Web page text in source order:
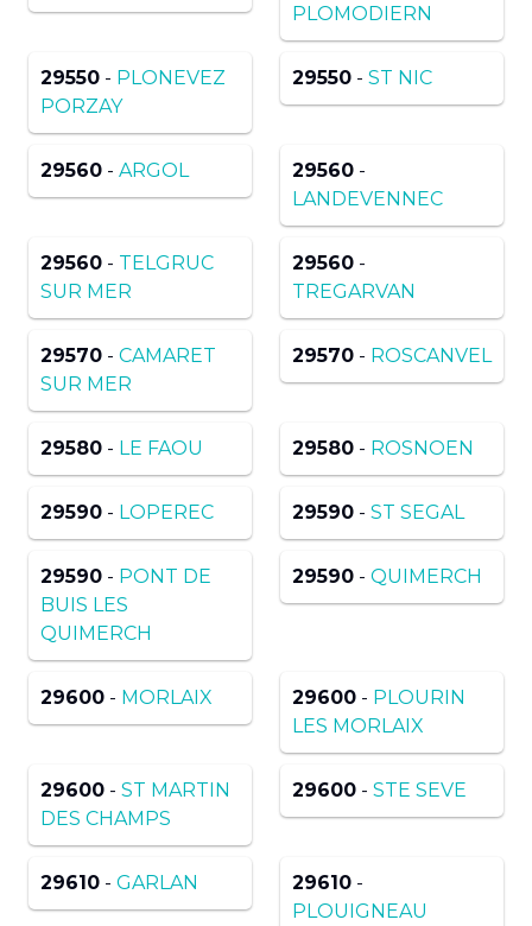
PLOMODIERN
29550 - PLONEVEZ
PORZAY
29550 - ST NIC
29560 - ARGOL 29560 -
LANDEVENNEC
29560 - TELGRUC
SUR MER
29560 -
TREGARVAN
29570 - CAMARET
SUR MER
29570 - ROSCANVEL
29580 - LE FAOU 29580 - ROSNOEN
29590 - LOPEREC 29590 - ST SEGAL
29590 - PONT DE
BUIS LES
QUIMERCH
29590 - QUIMERCH
29600 - MORLAIX 29600 - PLOURIN
LES MORLAIX
29600 - ST MARTIN
DES CHAMPS
29600 - STE SEVE
29610 - GARLAN 29610 -
PLOUIGNEAU